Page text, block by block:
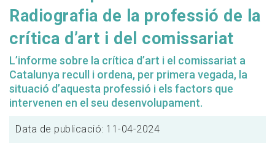
Radiografia de la professió de la
crítica d’art i del comissariat
L’informe sobre la crítica d’art i el comissariat a
Catalunya recull i ordena, per primera vegada, la
situació d’aquesta professió i els factors que
intervenen en el seu desenvolupament.
Data de publicació: 11-04-2024